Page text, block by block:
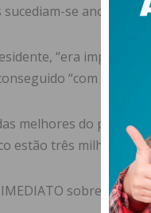
se ano após
“era
“com muita
melhores do país e
estão três milhões de
sobre a